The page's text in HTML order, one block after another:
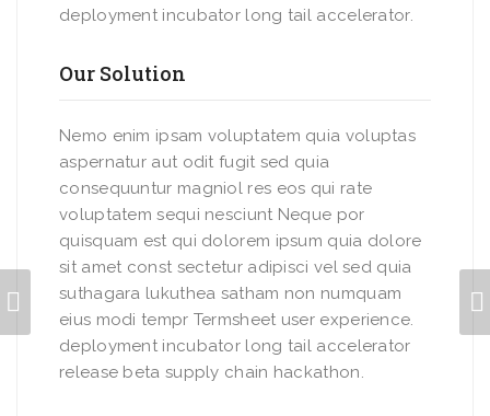
deployment incubator long tail accelerator.
Our Solution
Nemo enim ipsam voluptatem quia voluptas
aspernatur aut odit fugit sed quia
consequuntur magniol res eos qui rate
voluptatem sequi nesciunt Neque por
quisquam est qui dolorem ipsum quia dolore
sit amet const sectetur adipisci vel sed quia
suthagara lukuthea satham non numquam
eius modi tempr Termsheet user experience.
deployment incubator long tail accelerator
release beta supply chain hackathon.